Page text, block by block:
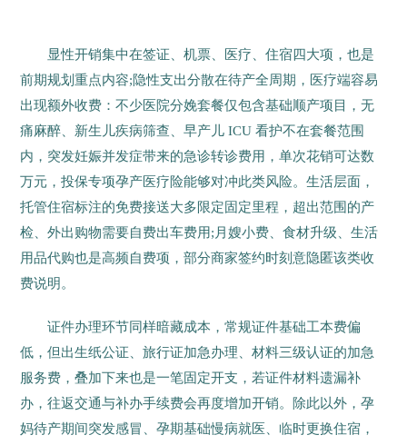
显性开销集中在签证、机票、医疗、住宿四大项，也是
前期规划重点内容;隐性支出分散在待产全周期，医疗端容易
出现额外收费：不少医院分娩套餐仅包含基础顺产项目，无
痛麻醉、新生儿疾病筛查、早产儿 ICU 看护不在套餐范围
内，突发妊娠并发症带来的急诊转诊费用，单次花销可达数
万元，投保专项孕产医疗险能够对冲此类风险。生活层面，
托管住宿标注的免费接送大多限定固定里程，超出范围的产
检、外出购物需要自费出车费用;月嫂小费、食材升级、生活
用品代购也是高频自费项，部分商家签约时刻意隐匿该类收
费说明。
证件办理环节同样暗藏成本，常规证件基础工本费偏
低，但出生纸公证、旅行证加急办理、材料三级认证的加急
服务费，叠加下来也是一笔固定开支，若证件材料遗漏补
办，往返交通与补办手续费会再度增加开销。除此以外，孕
妈待产期间突发感冒、孕期基础慢病就医、临时更换住宿，